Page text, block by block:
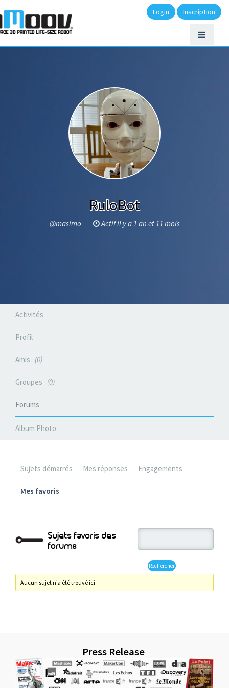
Login Inscription
RuloBot
@masimo Actif il y a 1 an et 11 mois
Activités
Profil
Amis 0
Groupes 0
Forums
Album Photo
Sujets démarrés Mes réponses Engagements
Mes favoris
Sujets favoris des
forums
Aucun sujet n’a été trouvé ici.
Press Release